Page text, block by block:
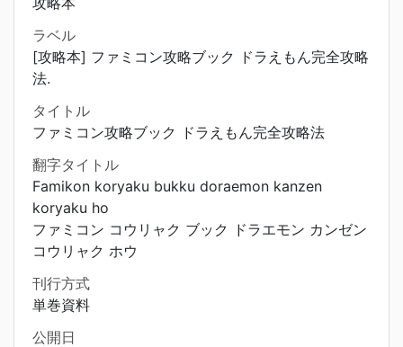
ラベル
[攻略本] ファミコン攻略ブック ドラえもん完全攻略
法.
タイトル
ファミコン攻略ブック ドラえもん完全攻略法
翻字タイトル
Famikon koryaku bukku doraemon kanzen
koryaku ho
ファミコン コウリャク ブック ドラエモン カンゼン
コウリャク ホウ
刊行方式
単巻資料
公開日